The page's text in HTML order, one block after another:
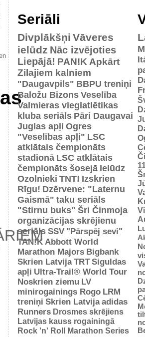
Seriāli
Divplākšņi Vāveres
ielūdz Nāc izvējoties
Liepājā! PAN!K Apkārt
Zilajiem kalniem
"Daugavpils" BBPU treniņi
Baložu BizonsVeselība
Valmieras vieglatlētikas
kluba seriāls Pāri Daugavai
Juglas apļi Ogres
"Veselības apļi" LSC
atklātais čempionāts
stadionā LSC atklātais
čempionāts šosejā Ielūdz
Ozolnieki TNT! Izskrien
Rīgu! Dzērvene: "Laternu
Gaismā" taku seriāls
"Stirnu buks" Šri Činmoja
organizācijas skrējienu
seriāls SSV "Pārspēj sevi"
TAN!K Abbott World
Marathon Majors Bigbank
Skrien Latvija TRT Siguldas
apļi Ultra-Trail® World Tour
Noskrien ziemu LV
minirogainings Rogo LRM
treniņi Skrien Latvija adidas
Runners Drosmes skrējiens
Latvijas kauss rogainingā
Rock 'n' Roll Marathon Series